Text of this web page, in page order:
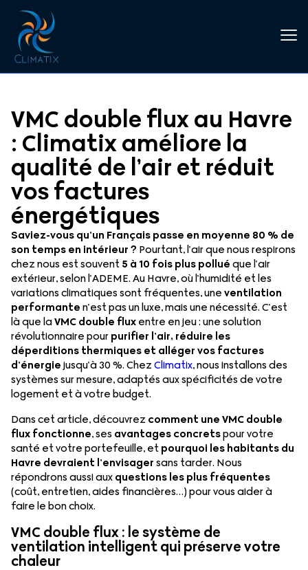
VMC double flux au Havre
: Climatix améliore la
qualité de l’air et réduit
vos factures
énergétiques
Saviez-vous qu’un Français passe en moyenne 80 % de
son temps en intérieur ? Pourtant, l’air que nous respirons
chez nous est souvent5 à 10 fois plus polluéque l’air
extérieur, selon l’ADEME. Au Havre, où l’humidité et les
variations climatiques sont fréquentes, uneventilation
performanten’est pas un luxe, mais une nécessité. C’est
là que laVMC double fluxentre en jeu : une solution
révolutionnaire pourpurifier l’air, réduire les
déperditions thermiques et alléger vos factures
d’énergiejusqu’à 30 %. ChezClimatix, nous installons des
systèmes sur mesure, adaptés aux spécificités de votre
logement et à votre budget.
Dans cet article, découvrez comment une VMC double
flux fonctionne, ses avantages concretspour votre
santé et votre portefeuille, etpourquoi les habitants du
Havre devraient l’envisagersans tarder. Nous
répondrons aussi auxquestions les plus fréquentes
(coût, entretien, aides financières…) pour vous aider à
faire le bon choix.
VMC double flux : le système de
ventilation intelligent qui préserve votre
chaleur